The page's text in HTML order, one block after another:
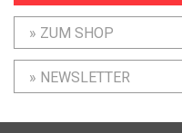
» ZUM SHOP
» NEWSLETTER